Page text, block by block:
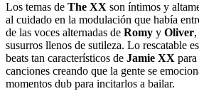
Los temas de The XX son íntimos y
al cuidado en la modulación que había
de las voces alternadas de Romy y Oliver
susurros llenos de sutileza. Lo rescatable
beats tan característicos de Jamie XX
canciones creando que la gente se
momentos dub para incitarlos a bailar.